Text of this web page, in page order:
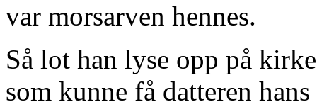
var morsarven hennes.
Så lot han lyse opp på
som kunne få datteren